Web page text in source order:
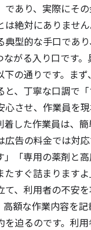
であり、実際にそ
は絶対にありませ
典型的な手口であ
ながる入り口です
下の通りです。ま
と、丁寧な口調で
心させ、作業員を
着した作業員は、
広告の料金では対
」「専用の薬剤と
たすぐ詰まります
て、利用者の不安
高額な作業内容を
を迫るのです。利